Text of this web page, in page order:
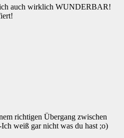
auch wirklich WUNDERBAR!
richtigen Übergang zwischen
weiß gar nicht was du hast ;o)